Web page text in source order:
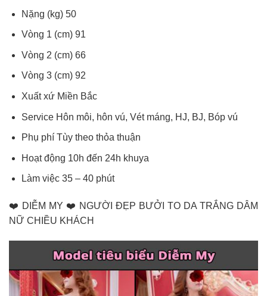
Nặng (kg) 50
Vòng 1 (cm) 91
Vòng 2 (cm) 66
Vòng 3 (cm) 92
Xuất xứ Miền Bắc
Service Hôn môi, hôn vú, Vét máng, HJ, BJ, Bóp vú
Phụ phí Tùy theo thỏa thuận
Hoạt động 10h đến 24h khuya
Làm việc 35 – 40 phút
❤️ DIỄM MY ❤️ NGƯỜI ĐẸP BƯỞI TO DA TRẮNG DÂM
NỮ CHIỀU KHÁCH